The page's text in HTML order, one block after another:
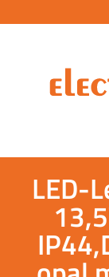
LED-